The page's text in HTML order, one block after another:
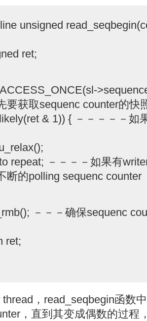
unsigned
ret;
要获取sequenc counter的快
& 1)) { －－－－－如
－－－－如果有
断的polling sequenc counter
－－－确保sequenc
ret;
，read_seqbegin函数
，直到其变成偶数的过程